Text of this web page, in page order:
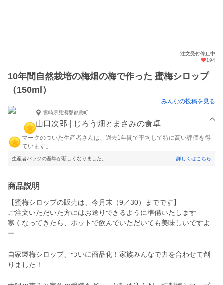
注文受付停止中
194
10年間自然栽培の梅畑の梅で作った 蜜梅シロップ
（150ml）
みんなの投稿を見る
宮崎県児湯郡都農町
山口次郎 | じろう畑とまさみの食卓
マークのついた生産者さんは、過去1年間で平均して特に高い評価を得
ています。
生産者バッジの基準が新しくなりました。 詳しくはこちら
商品説明
【蜜梅シロップの販売は、今月末（9／30）までです】
ご注文いただいた方にはお送りできるように準備いたします
寒くなってきたら、ホットで飲んでいただいても美味しいですよ
ー
自家製梅シロップ、ついに商品化！家族みんなで力を合わせて創
りました！